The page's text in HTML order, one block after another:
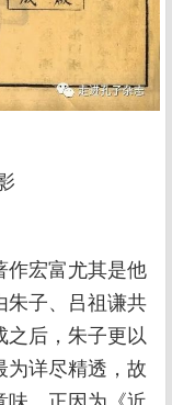
作宏富尤其是他
朱子、吕祖谦共
之后，朱子更以
为详尽精透，故